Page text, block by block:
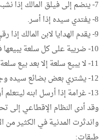
7- ينضم إلى فيلق المالك إذا نشبت حرب.
8- يفتدي سيده إذا أسر.
9- يقدم الهدايا لابن المالك إذا رقي لمرتبة الفرسان.
10- ضريبة على كل سلعة يبيعها في السوق.
11- لا يبيع سلعة إلا بعد بيع سلعة المالك نفسها بأسبوعين.
12- يشتري بعض بضائع سيده وجوباً.
13- غرامة إذا أرسل ابنه ليتعلم أو وهبه للكنيسة..
وقد أدى النظام الإقطاعي إلى
واندثرت المدنية في الكثير من